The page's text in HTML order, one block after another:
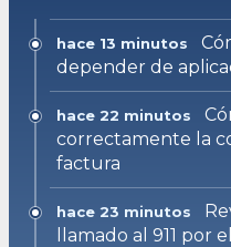
hace 13 minutos
depender de
hace 22 minutos
correctamente la
factura
hace 23 minutos
llamado al 911 por